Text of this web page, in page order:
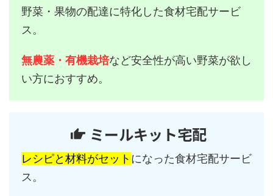
野菜・果物の配達に特化した食材宅配サービ
ス。
無農薬・有機栽培など安全性が高い野菜が欲し
い方におすすめ。
ミールキット宅配
レシピと材料がセット になった食材宅配サービ
ス。